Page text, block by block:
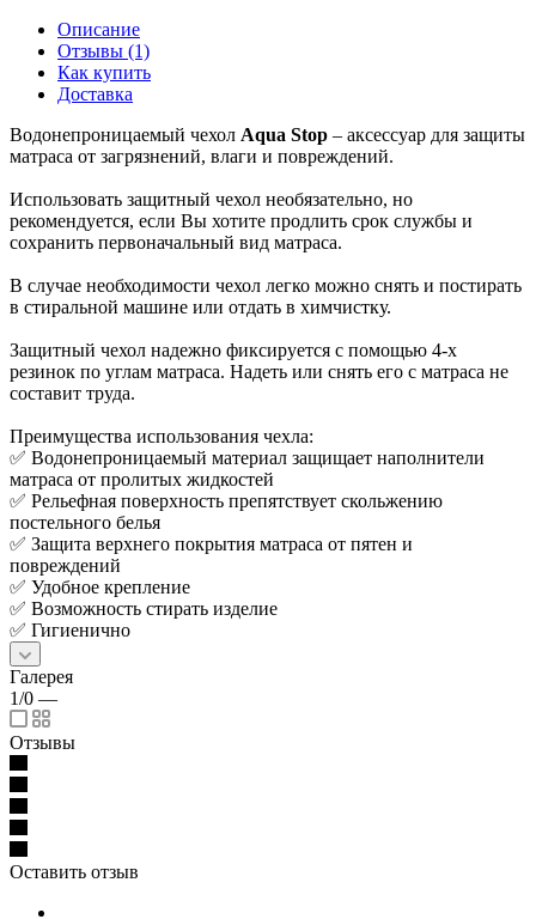
Описание
Отзывы (1)
Как купить
Доставка
Водонепроницаемый чехол Aqua Stop – аксессуар для защиты
матраса от загрязнений, влаги и повреждений.
Использовать защитный чехол необязательно, но
рекомендуется, если Вы хотите продлить срок службы и
сохранить первоначальный вид матраса.
В случае необходимости чехол легко можно снять и постирать
в стиральной машине или отдать в химчистку.
Защитный чехол надежно фиксируется с помощью 4-х
резинок по углам матраса. Надеть или снять его с матраса не
составит труда.
Преимущества использования чехла:
✅ Водонепроницаемый материал защищает наполнители
матраса от пролитых жидкостей
✅ Рельефная поверхность препятствует скольжению
постельного белья
✅ Защита верхнего покрытия матраса от пятен и
повреждений
✅ Удобное крепление
✅ Возможность стирать изделие
✅ Гигиенично
Галерея
1/0 —
Отзывы
Оставить отзыв